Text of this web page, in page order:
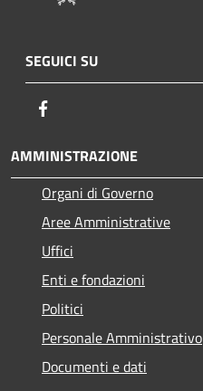
SEGUICI SU
AMMINISTRAZIONE
Organi di Governo
Aree Amministrative
Uffici
Enti e fondazioni
Politici
Personale Amministrativo
Documenti e dati